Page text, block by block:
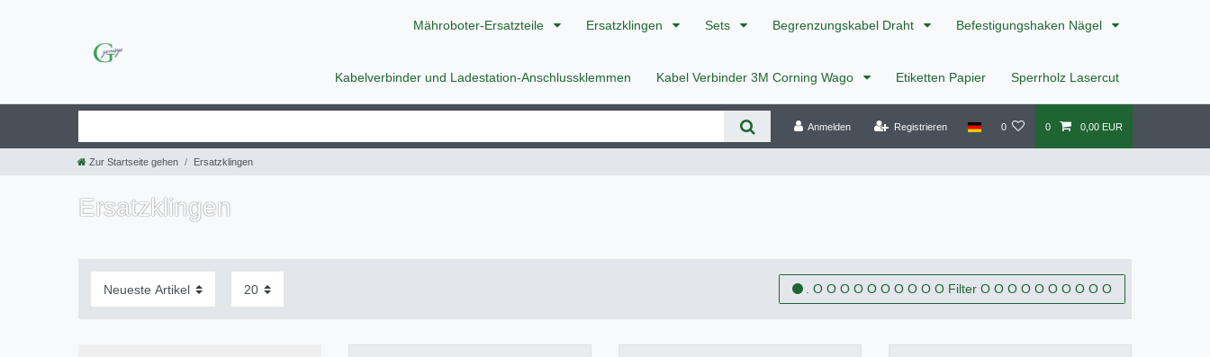
Mähroboter-Ersatzteile Ersatzklingen Sets Begrenzungskabel Draht Befestigungshaken Nägel
Kabelverbinder und Ladestation-Anschlussklemmen Kabel Verbinder 3M Corning Wago Etiketten Papier Sperrholz Lasercut
Anmelden Registrieren 0 0 0,00 EUR
Zur Startseite gehen Ersatzklingen
Ersatzklingen
. O O O O O O O O O O Filter O O O O O O O O O O